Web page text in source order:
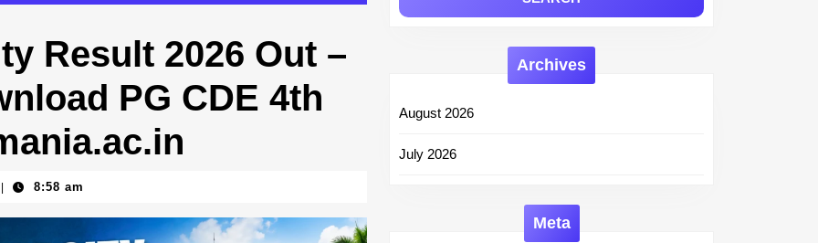
Result 2026 Out –
PG CDE 4th
8:58 am
Archives
August 2026
July 2026
Meta